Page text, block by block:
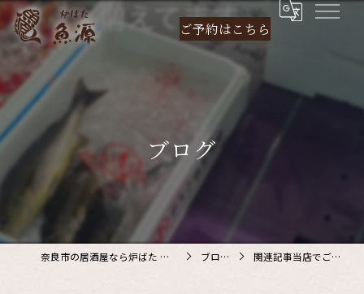
ご予約はこちら
ブログ
奈良市の居酒屋なら炉ばた 魚源 ブログ 関連記事当店でご利…